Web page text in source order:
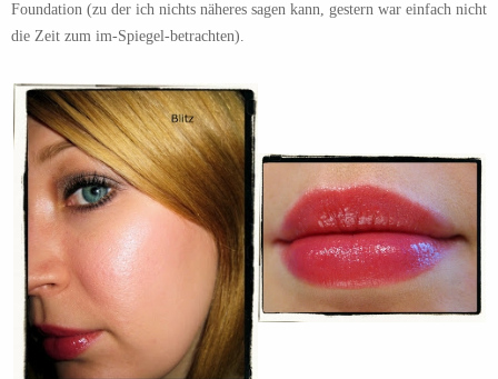
Foundation (zu der ich nichts näheres sagen kann, gestern war einfach nicht
die Zeit zum im-Spiegel-betrachten).